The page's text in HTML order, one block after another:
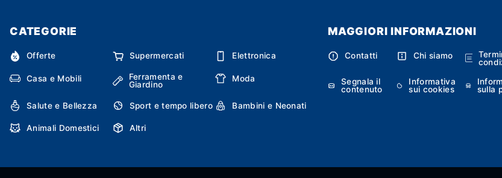
CATEGORIE
Offerte Supermercati Elettronica
Casa e Mobili
Ferramenta e
Giardino
Moda
Salute e Bellezza Sport e tempo libero Bambini e Neonati
Animali Domestici Altri
MAGGIORI INFORMAZIONI
Contatti Chi siamo
Segnala il
contenuto
Informativa
sui cookies
sulla